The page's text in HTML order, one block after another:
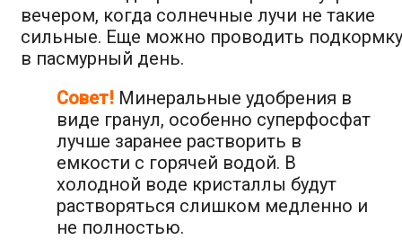
вечером, когда солнечные лучи не такие
сильные. Еще можно проводить подкормку
в пасмурный день.
Совет! Минеральные удобрения в
виде гранул, особенно суперфосфат
лучше заранее растворить в
емкости с горячей водой. В
холодной воде кристаллы будут
растворяться слишком медленно и
не полностью.